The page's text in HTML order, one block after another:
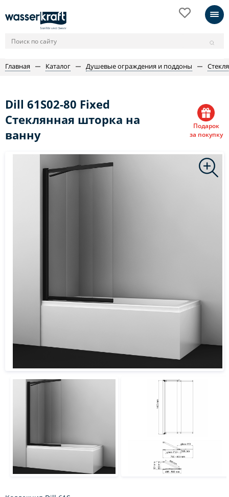
Главная Каталог Душевые ограждения и поддоны
Dill 61S02-80 Fixed
Стеклянная шторка на
ванну
Подарок
за покупку